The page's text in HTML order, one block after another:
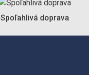
Spoľahlivá doprava